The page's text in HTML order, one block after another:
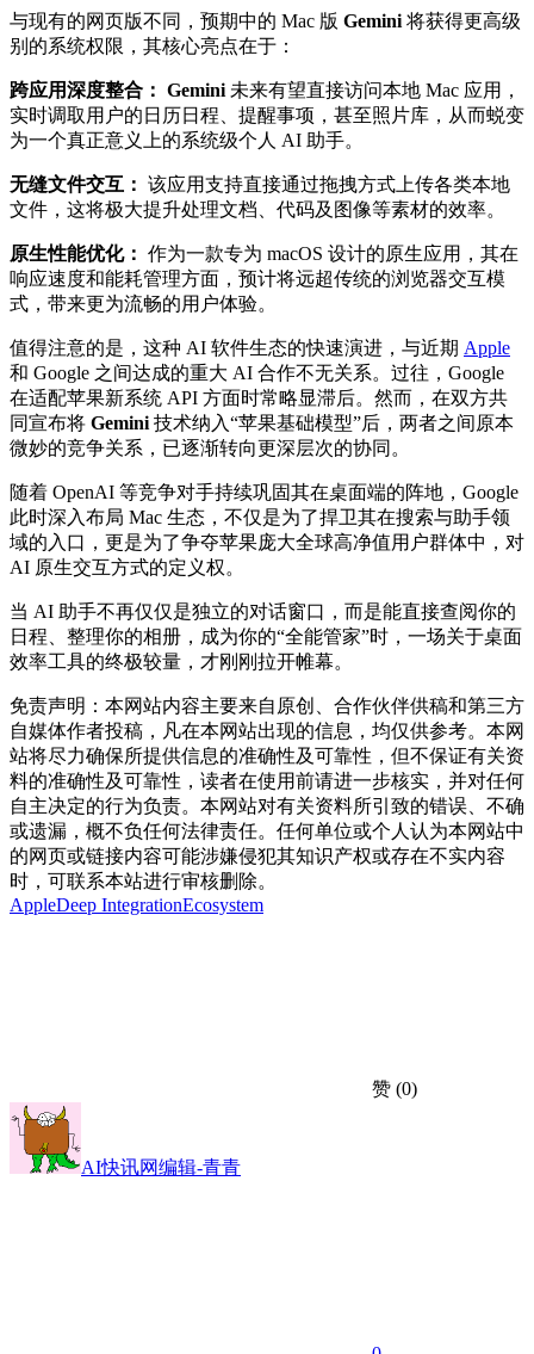
与现有的网页版不同，预期中的 Mac 版 Gemini 将获得更高级
别的系统权限，其核心亮点在于：
跨应用深度整合： Gemini 未来有望直接访问本地 Mac 应用，
实时调取用户的日历日程、提醒事项，甚至照片库，从而蜕变
为一个真正意义上的系统级个人 AI 助手。
无缝文件交互： 该应用支持直接通过拖拽方式上传各类本地
文件，这将极大提升处理文档、代码及图像等素材的效率。
原生性能优化： 作为一款专为 macOS 设计的原生应用，其在
响应速度和能耗管理方面，预计将远超传统的浏览器交互模
式，带来更为流畅的用户体验。
值得注意的是，这种 AI 软件生态的快速演进，与近期 Apple
和 Google 之间达成的重大 AI 合作不无关系。过往， Google
在适配苹果新系统 API 方面时常略显滞后。然而，在双方共
同宣布将 Gemini 技术纳入“苹果基础模型”后，两者之间原本
微妙的竞争关系，已逐渐转向更深层次的协同。
随着 OpenAI 等竞争对手持续巩固其在桌面端的阵地， Google
此时深入布局 Mac 生态，不仅是为了捍卫其在搜索与助手领
域的入口，更是为了争夺苹果庞大全球高净值用户群体中，对
AI 原生交互方式的定义权。
当 AI 助手不再仅仅是独立的对话窗口，而是能直接查阅你的
日程、整理你的相册，成为你的“全能管家”时，一场关于桌面
效率工具的终极较量，才刚刚拉开帷幕。
免责声明：本网站内容主要来自原创、合作伙伴供稿和第三方
自媒体作者投稿，凡在本网站出现的信息，均仅供参考。本网
站将尽力确保所提供信息的准确性及可靠性，但不保证有关资
料的准确性及可靠性，读者在使用前请进一步核实，并对任何
自主决定的行为负责。本网站对有关资料所引致的错误、不确
或遗漏，概不负任何法律责任。任何单位或个人认为本网站中
的网页或链接内容可能涉嫌侵犯其知识产权或存在不实内容
时，可联系本站进行审核删除。
AppleDeep IntegrationEcosystem
赞 (0)
AI快讯网编辑-青青